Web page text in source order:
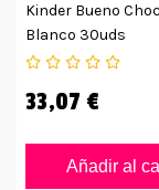
Kinder Bueno
Blanco 30uds
33,07 €
Añadir al